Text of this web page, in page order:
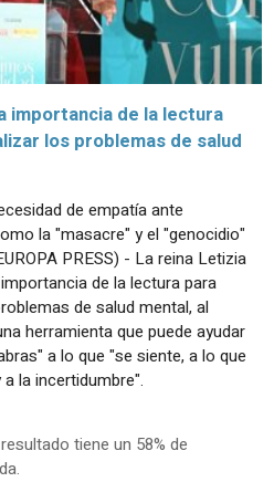
importancia de la lectura
los problemas de salud
de empatía ante
la "masacre" y el "genocidio"
PRESS) - La reina Letizia
de la lectura para
de salud mental, al
herramienta que puede ayudar
a lo que "se siente, a lo que
la incertidumbre".
tiene un 58% de